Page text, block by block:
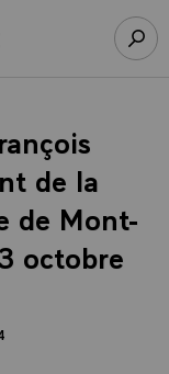
Élysée
de la
de Mont-
octobre